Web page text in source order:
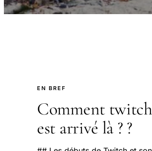
EN BREF
Comment
est arrivé là ? ?